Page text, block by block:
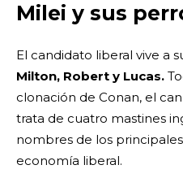
Milei y sus
El candidato liberal vive a
Milton, Robert y Lucas.
clonación de Conan, el
trata de cuatro mastines
nombres de los
economía liberal.